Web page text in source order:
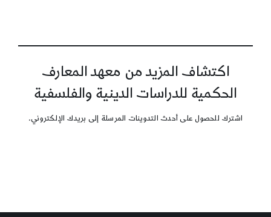
اكتشاف المزيد من معهد المعارف
الحكمية للدراسات الدينية والفلسفية
اشترك للحصول على أحدث التدوينات المرسلة إلى بريدك الإلكتروني.